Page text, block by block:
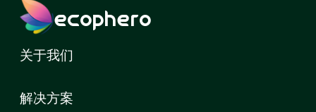
ecophero
关于我们
解决方案